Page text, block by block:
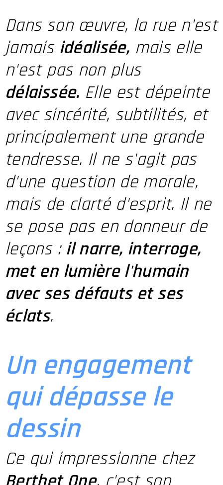
Dans son œuvre, la rue n'est
jamais idéalisée, mais elle
n'est pas non plus
délaissée. Elle est dépeinte
avec sincérité, subtilités, et
principalement une grande
tendresse. Il ne s'agit pas
d'une question de morale,
mais de clarté d'esprit. Il ne
se pose pas en donneur de
leçons : il narre, interroge,
met en lumière l'humain
avec ses défauts et ses
éclats.
Un engagement
qui dépasse le
dessin
Ce qui impressionne chez